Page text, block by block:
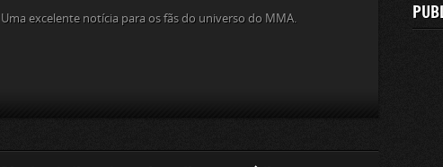
Uma excelente notícia para os fãs do universo do MMA.